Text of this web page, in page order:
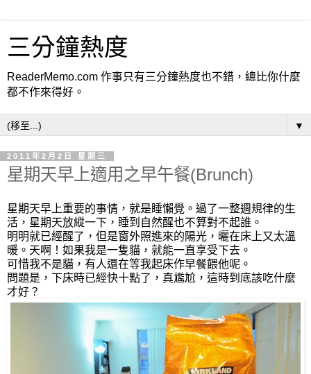
三分鐘熱度
ReaderMemo.com 作事只有三分鐘熱度也不錯，總比你什麼
都不作來得好。
▼
2011年2月2日 星期三
星期天早上適用之早午餐(Brunch)
星期天早上重要的事情，就是睡懶覺。過了一整週規律的生
活，星期天放縱一下，睡到自然醒也不算對不起誰。
明明就已經醒了，但是窗外照進來的陽光，曬在床上又太溫
暖。天啊！如果我是一隻貓，就能一直享受下去。
可惜我不是貓，有人還在等我起床作早餐餵他呢。
問題是，下床時已經快十點了，真尷尬，這時到底該吃什麼
才好？